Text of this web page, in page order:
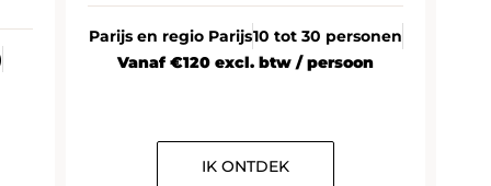
Parijs en regio Parijs10 tot 30 personen
Vanaf €120 excl. btw / persoon
IK ONTDEK